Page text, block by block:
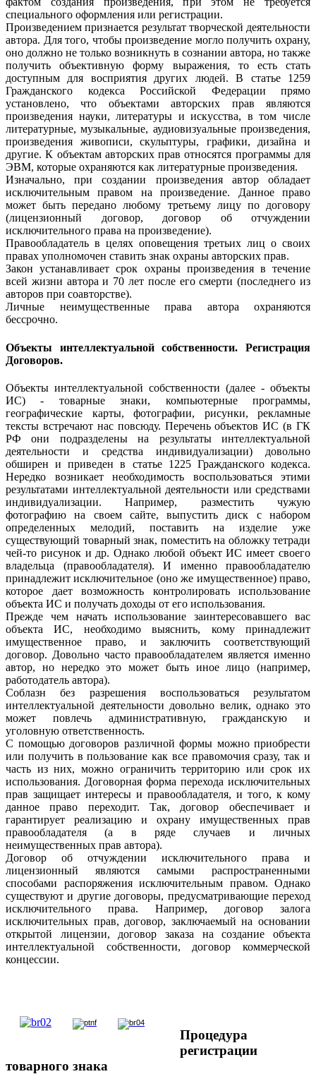
специального оформления или регистрации.
Произведением признается результат творческой деятельности
автора. Для того, чтобы произведение могло получить охрану,
оно должно не только возникнуть в сознании автора, но также
получить объективную форму выражения, то есть стать
доступным для восприятия других людей. В статье 1259
Гражданского кодекса Российской Федерации прямо
установлено, что объектами авторских прав являются
произведения науки, литературы и искусства, в том числе
литературные, музыкальные, аудиовизуальные произведения,
произведения живописи, скульптуры, графики, дизайна и
другие. К объектам авторских прав относятся программы для
ЭВМ, которые охраняются как литературные произведения.
Изначально, при создании произведения автор обладает
исключительным правом на произведение. Данное право
может быть передано любому третьему лицу по договору
(лицензионный договор, договор об отчуждении
исключительного права на произведение).
Правообладатель в целях оповещения третьих лиц о своих
правах уполномочен ставить знак охраны авторских прав.
Закон устанавливает срок охраны произведения в течение
всей жизни автора и 70 лет после его смерти (последнего из
авторов при соавторстве).
Личные неимущественные права автора охраняются
бессрочно.
Объекты интеллектуальной собственности. Регистрация
Договоров.
Объекты интеллектуальной собственности (далее - объекты
ИС) - товарные знаки, компьютерные программы,
географические карты, фотографии, рисунки, рекламные
тексты встречают нас повсюду. Перечень объектов ИС (в ГК
РФ они подразделены на результаты интеллектуальной
деятельности и средства индивидуализации) довольно
обширен и приведен в статье 1225 Гражданского кодекса.
Нередко возникает необходимость воспользоваться этими
результатами интеллектуальной деятельности или средствами
индивидуализации. Например, разместить чужую
фотографию на своем сайте, выпустить диск с набором
определенных мелодий, поставить на изделие уже
существующий товарный знак, поместить на обложку тетради
чей-то рисунок и др. Однако любой объект ИС имеет своего
владельца (правообладателя). И именно правообладателю
принадлежит исключительное (оно же имущественное) право,
которое дает возможность контролировать использование
объекта ИС и получать доходы от его использования.
Прежде чем начать использование заинтересовавшего вас
объекта ИС, необходимо выяснить, кому принадлежит
имущественное право, и заключить соответствующий
договор. Довольно часто правообладателем является именно
автор, но нередко это может быть иное лицо (например,
работодатель автора).
Соблазн без разрешения воспользоваться результатом
интеллектуальной деятельности довольно велик, однако это
может повлечь административную, гражданскую и
уголовную ответственность.
С помощью договоров различной формы можно приобрести
или получить в пользование как все правомочия сразу, так и
часть из них, можно ограничить территорию или срок их
использования. Договорная форма перехода исключительных
прав защищает интересы и правообладателя, и того, к кому
данное право переходит. Так, договор обеспечивает и
гарантирует реализацию и охрану имущественных прав
правообладателя (а в ряде случаев и личных
неимущественных прав автора).
Договор об отчуждении исключительного права и
лицензионный являются самыми распространенными
способами распоряжения исключительным правом. Однако
существуют и другие договоры, предусматривающие переход
исключительного права. Например, договор залога
исключительных прав, договор, заключаемый на основании
открытой лицензии, договор заказа на создание объекта
интеллектуальной собственности, договор коммерческой
концессии.
Процедура
регистрации
товарного знака